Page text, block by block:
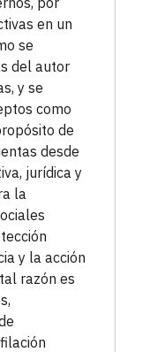
en un
se
del autor
y se
como
de
desde
jurídica y
la
y la acción
razón es